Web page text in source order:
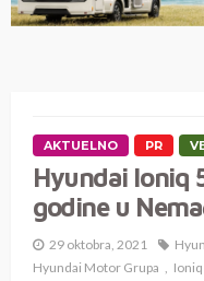
AKTUELNO PR
Hyundai Ioniq
godine u
29 oktobra, 2021
Hyundai Motor Grupa
Ioniq